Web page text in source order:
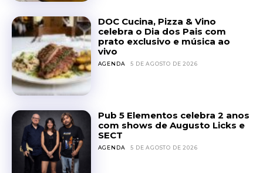
DOC Cucina, Pizza & Vino
celebra o Dia dos Pais com
prato exclusivo e música ao
vivo
AGENDA 5 DE AGOSTO DE 2026
Pub 5 Elementos celebra 2 anos
com shows de Augusto Licks e
SECT
AGENDA 5 DE AGOSTO DE 2026